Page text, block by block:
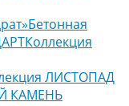
Бетонная
Коллекция
ЛИСТОПАД
КАМЕНЬ